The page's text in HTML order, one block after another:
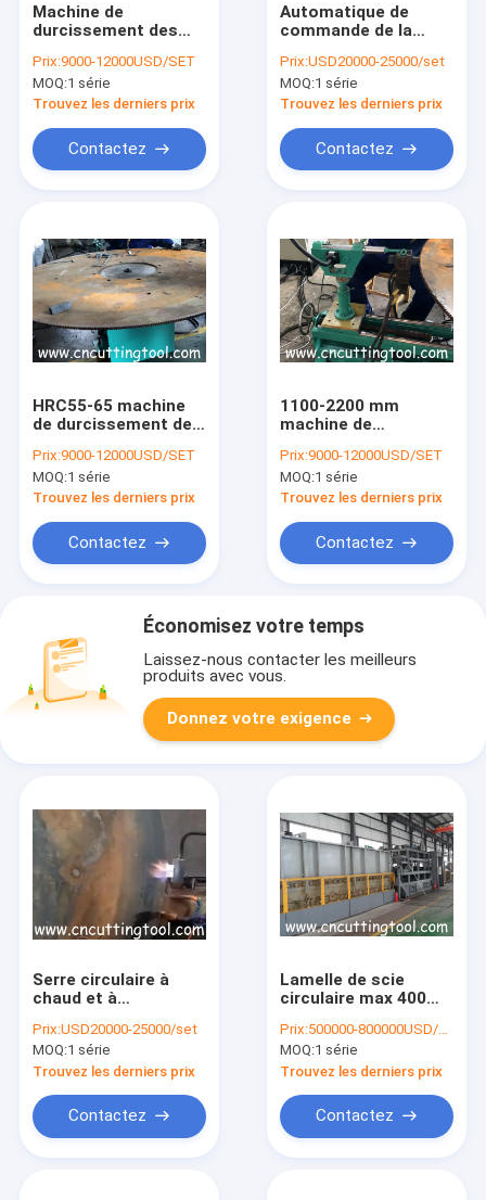
Machine de
durcissement des
lame de scie
circulaire de 1800
mm de diamètre
Prix:9000-12000USD/SET
MOQ:1 série
Trouvez les derniers prix
Contactez
Automatique de
commande de la
durcissement scie
circulaire dent claire
dureté de la pointe
machine
Prix:USD20000-25000/set
MOQ:1 série
Trouvez les derniers prix
Contactez
HRC55-65 machine
de durcissement des
lame de scie
circulaire
Prix:9000-12000USD/SET
MOQ:1 série
Trouvez les derniers prix
Contactez
1100-2200 mm
machine de
pointe des dents par
électrode à lame de
scie circulaire
Prix:9000-12000USD/SET
MOQ:1 série
Trouvez les derniers prix
Contactez
Économisez votre temps
Laissez-nous contacter les meilleurs
produits avec vous.
Donnez votre exigence
Serre circulaire à
chaud et à
blanche à pointe
automatique de
durcissement à la
flamme
Prix:USD20000-25000/set
MOQ:1 série
Trouvez les derniers prix
Contactez
Lamelle de scie
circulaire max 400
fabrication
automatique
continue d'extinction
Prix:500000-800000USD/SET
MOQ:1 série
Trouvez les derniers prix
Contactez